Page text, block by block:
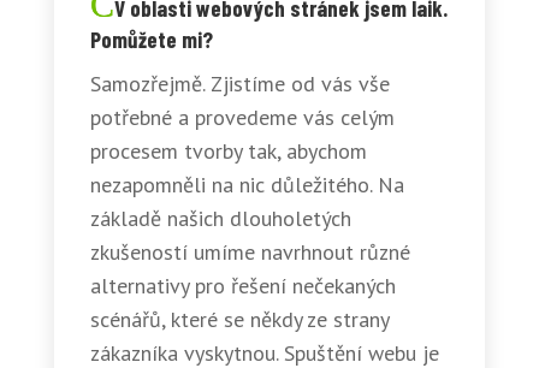
V oblasti webových stránek jsem laik.
Pomůžete mi?
Samozřejmě. Zjistíme od vás vše
potřebné a provedeme vás celým
procesem tvorby tak, abychom
nezapomněli na nic důležitého. Na
základě našich dlouholetých
zkušeností umíme navrhnout různé
alternativy pro řešení nečekaných
scénářů, které se někdy ze strany
zákazníka vyskytnou. Spuštění webu je